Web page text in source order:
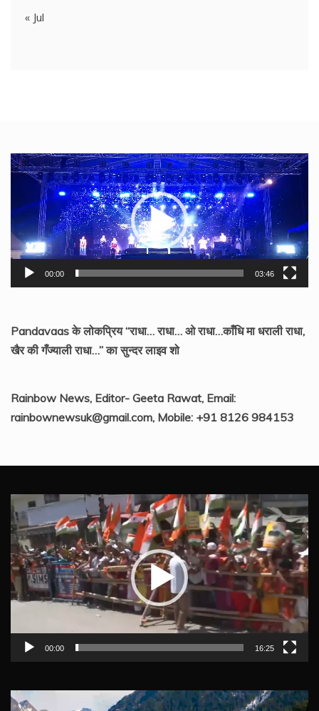
« Jul
Video
Player
00:00 03:46
Pandavaas के लोकप्रिय “राधा… राधा… ओ राधा…काँधि मा धराली राधा,
खैर की गँज्याली राधा…” का सुन्दर लाइव शो
Rainbow News, Editor- Geeta Rawat, Email:
rainbownewsuk@gmail.com, Mobile: +91 8126 984153
Video
Player
00:00 16:25
Video